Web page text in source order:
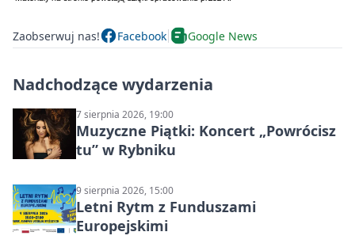
Zaobserwuj nas! Facebook Google News
Nadchodzące wydarzenia
7 sierpnia 2026, 19:00
Muzyczne Piątki: Koncert „Powrócisz
tu” w Rybniku
9 sierpnia 2026, 15:00
Letni Rytm z Funduszami
Europejskimi